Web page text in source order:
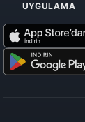
UYGULAMA